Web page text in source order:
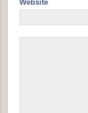
Website